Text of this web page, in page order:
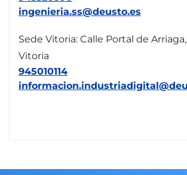
ingenieria.ss@deusto.es
Sede Vitoria: Calle Portal de Arriaga,
Vitoria
945010114